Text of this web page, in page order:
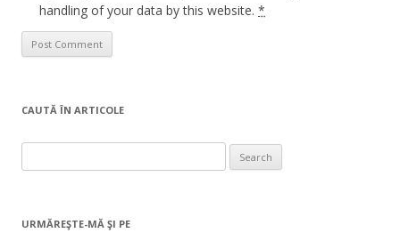
handling of your data by this website. *
CAUTĂ ÎN ARTICOLE
for:
URMĂREŞTE-MĂ ŞI PE